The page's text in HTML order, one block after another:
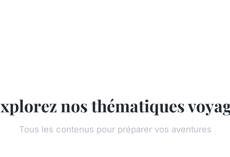
nos thématiques
Tous les contenus pour préparer vos aventures